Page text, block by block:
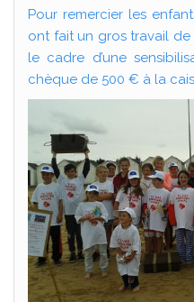
Pour remercier les
ont fait un gros travail
le cadre d’une
chèque de 500 € à la